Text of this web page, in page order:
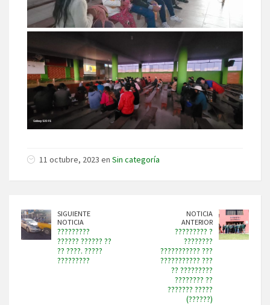
11 octubre, 2023 en Sin categoría
SIGUIENTE
NOTICIA
?????????
?????? ?????? ??
?? ????. ?????
?????????
NOTICIA
ANTERIOR
????????? ?
????????
??????????? ???
??????????? ???
?? ?????????
???????? ??
??????? ?????
(??????)